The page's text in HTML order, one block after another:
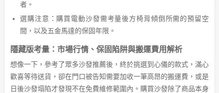
者。
選購注意：購買電動沙發需考量後方椅背傾倒所需的預留空
間，以及五金馬達的保固年限。
隱藏版考量：市場行情、保固陷阱與搬運費用解析
想像一下，參考了眾多沙發推薦後，終於挑選到心儀的款式，滿心
歡喜等待送貨，卻在門口被告知需要加收一筆高昂的搬運費，或是
日後沙發塌陷才發現不在免費維修範圍內。購買沙發除了商品本身